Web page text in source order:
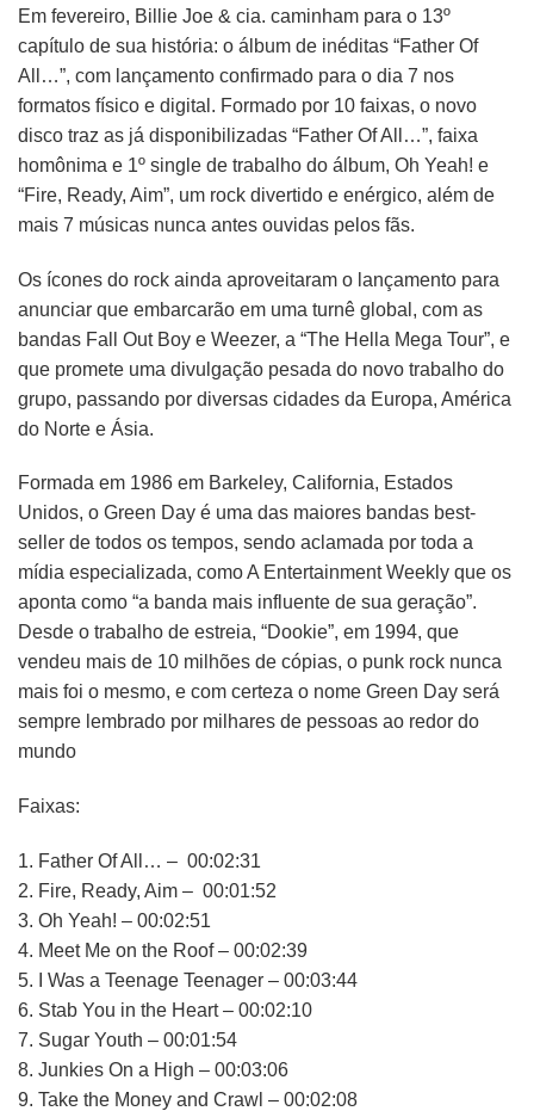
Em fevereiro, Billie Joe & cia. caminham para o 13º
capítulo de sua história: o álbum de inéditas “Father Of
All…”, com lançamento confirmado para o dia 7 nos
formatos físico e digital. Formado por 10 faixas, o novo
disco traz as já disponibilizadas “Father Of All…”, faixa
homônima e 1º single de trabalho do álbum, Oh Yeah! e
“Fire, Ready, Aim”, um rock divertido e enérgico, além de
mais 7 músicas nunca antes ouvidas pelos fãs.
Os ícones do rock ainda aproveitaram o lançamento para
anunciar que embarcarão em uma turnê global, com as
bandas Fall Out Boy e Weezer, a “The Hella Mega Tour”, e
que promete uma divulgação pesada do novo trabalho do
grupo, passando por diversas cidades da Europa, América
do Norte e Ásia.
Formada em 1986 em Barkeley, California, Estados
Unidos, o Green Day é uma das maiores bandas best-
seller de todos os tempos, sendo aclamada por toda a
mídia especializada, como A Entertainment Weekly que os
aponta como “a banda mais influente de sua geração”.
Desde o trabalho de estreia, “Dookie”, em 1994, que
vendeu mais de 10 milhões de cópias, o punk rock nunca
mais foi o mesmo, e com certeza o nome Green Day será
sempre lembrado por milhares de pessoas ao redor do
mundo
Faixas:
1. Father Of All… – 00:02:31
2. Fire, Ready, Aim – 00:01:52
3. Oh Yeah! – 00:02:51
4. Meet Me on the Roof – 00:02:39
5. I Was a Teenage Teenager – 00:03:44
6. Stab You in the Heart – 00:02:10
7. Sugar Youth – 00:01:54
8. Junkies On a High – 00:03:06
9. Take the Money and Crawl – 00:02:08